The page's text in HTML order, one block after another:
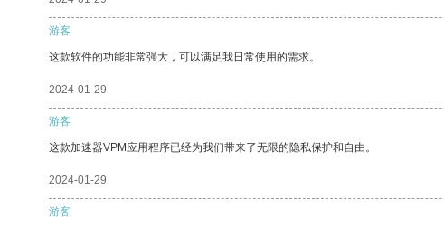
游客
这款软件的功能非常强大，可以满足我日常使用的需求。
2024-01-29
游客
这款加速器VPM应用程序已经为我们带来了无限的隐私保护和自由。
2024-01-29
游客